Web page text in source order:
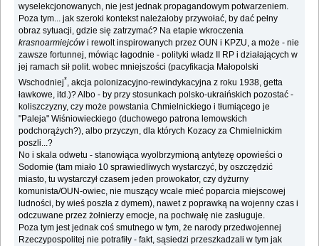
wyselekcjonowanych, nie jest jednak propagandowym potwarzeniem.
Poza tym... jak szeroki kontekst należałoby przywołać, by dać pełny
obraz sytuacji, gdzie się zatrzymać? Na etapie wkroczenia
krasnoarmiejcówi rewolt inspirowanych przez OUN i KPZU, a może - nie
zawsze fortunnej, mówiąc łagodnie - polityki władz II RP i działających w
jej ramach sił polit. wobec mniejszości (pacyfikacja Małopolski
Wschodniej*, akcja polonizacyjno-rewindykacyjna z roku 1938, getta
ławkowe, itd.)? Albo - by przy stosunkach polsko-ukraińskich pozostać -
koliszczyzny, czy może powstania Chmielnickiego i tłumiącego je
"Paleja" Wiśniowieckiego (duchowego patrona lemowskich
podchorążych?), albo przyczyn, dla których Kozacy za Chmielnickim
poszli...?
No i skala odwetu - stanowiąca wyolbrzymioną antytezę opowieści o
Sodomie (tam miało 10 sprawiedliwych wystarczyć, by oszczędzić
miasto, tu wystarczył czasem jeden prowokator, czy dyżurny
komunista/OUN-owiec, nie muszący wcale mieć poparcia miejscowej
ludności, by wieś poszła z dymem), nawet z poprawką na wojenny czas i
odczuwane przez żołnierzy emocje, na pochwałę nie zasługuje.
Poza tym jest jednak coś smutnego w tym, że narody przedwojennej
Rzeczypospolitej nie potrafiły - fakt, sąsiedzi przeszkadzali w tym jak